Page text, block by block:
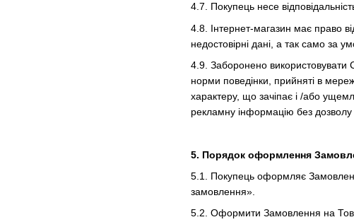
4.7. Покупець несе
4.8. Інтернет-магазин має право
недостовірні дані, а так само за
4.9. Заборонено використовувати
норми поведінки, прийняті в
характеру, що зачіпає і /або
рекламну інформацію без дозволу
5. Порядок оформлення
5.1. Покупець оформляє
замовлення».
5.2. Оформити Замовлення на